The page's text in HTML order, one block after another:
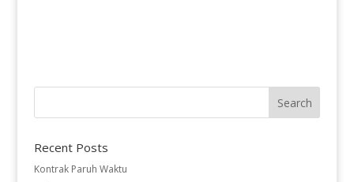
Recent Posts
Kontrak Paruh Waktu